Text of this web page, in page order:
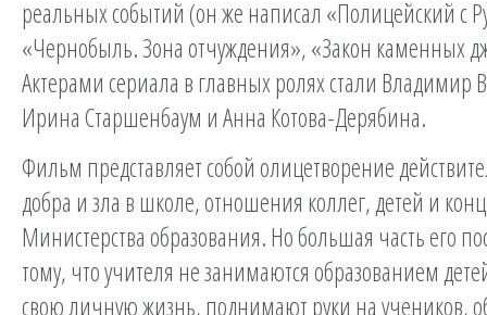
реальных событий (он же написал «Полицейский с
«Чернобыль. Зона отчуждения», «Закон каменных
Актерами сериала в главных ролях стали Владимир
Ирина Старшенбаум и Анна Котова-Дерябина.
Фильм представляет собой олицетворение
добра и зла в школе, отношения коллег, детей и
Министерства образования. Но большая часть его
тому, что учителя не занимаются образованием
свою личную жизнь, поднимают руки на учеников,